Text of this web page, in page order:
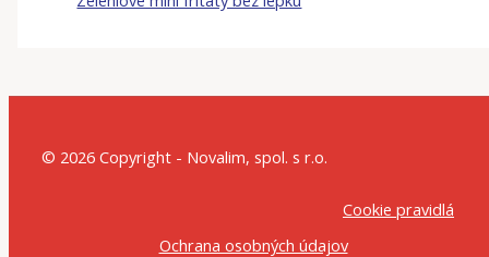
© 2026 Copyright - Novalim, spol. s r.o.
Cookie pravidlá
Ochrana osobných údajov